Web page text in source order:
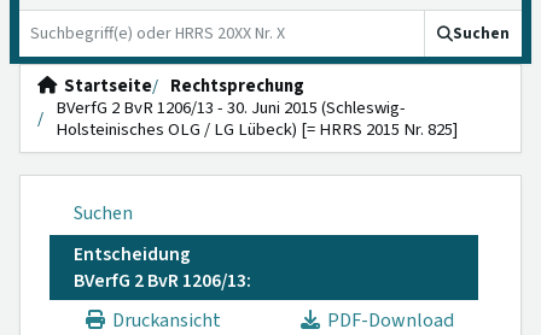
Suchen
Startseite
Rechtsprechung
BVerfG 2 BvR 1206/13 - 30. Juni 2015 (Schleswig-
Holsteinisches OLG / LG Lübeck) [= HRRS 2015 Nr. 825]
Suchen
Entscheidung
BVerfG 2 BvR 1206/13:
Druckansicht
PDF-Download